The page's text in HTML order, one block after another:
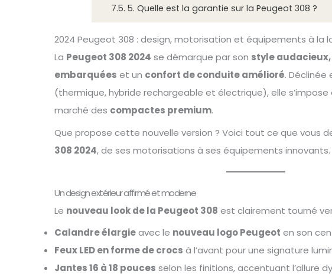
7.5. 5. Quelle est la garantie sur la Peugeot 308 ?
2024 Peugeot 308 : design, motorisation et équipements à la
La Peugeot 308 2024 se démarque par son style
embarquées et un confort de conduite amélioré. Déclinée
(thermique, hybride rechargeable et électrique), elle
marché des compactes premium.
Que propose cette nouvelle version ? Voici tout ce que vous
308 2024, de ses motorisations à ses équipements innovants.
Un design extérieur affirmé et moderne
Le nouveau look de la Peugeot 308 est clairement tourné
Calandre élargieavec le nouveau logo Peugeot en son
Feux LED en forme de crocs à l’avant pour une signature
Jantes 16 à 18 pouces selon les finitions, accentuant l’allure